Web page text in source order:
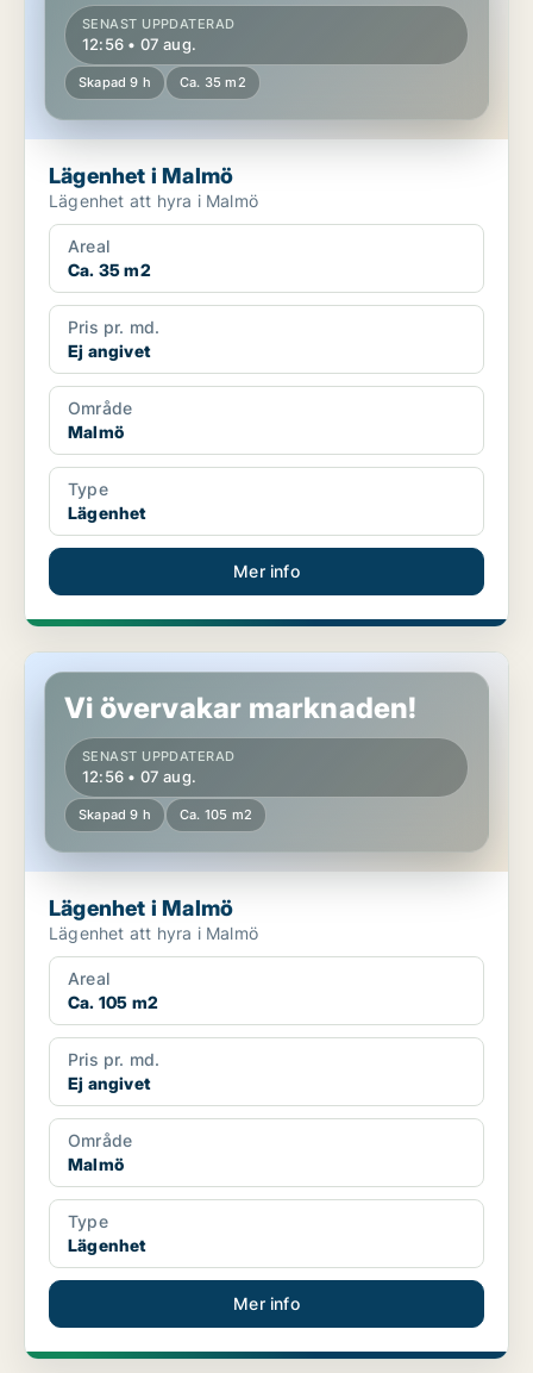
SENAST UPPDATERAD
12:56 • 07 aug.
Skapad 9 h Ca. 35 m2
Lägenhet i Malmö
Lägenhet att hyra i Malmö
Areal
Ca. 35 m2
Pris pr. md.
Ej angivet
Område
Malmö
Type
Lägenhet
Mer info
Lägenhet i Malmö
Vi övervakar marknaden!
SENAST UPPDATERAD
12:56 • 07 aug.
Skapad 9 h Ca. 105 m2
Lägenhet i Malmö
Lägenhet att hyra i Malmö
Areal
Ca. 105 m2
Pris pr. md.
Ej angivet
Område
Malmö
Type
Lägenhet
Mer info